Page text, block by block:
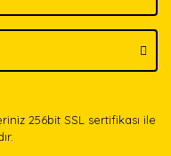
256bit SSL sertifikası ile